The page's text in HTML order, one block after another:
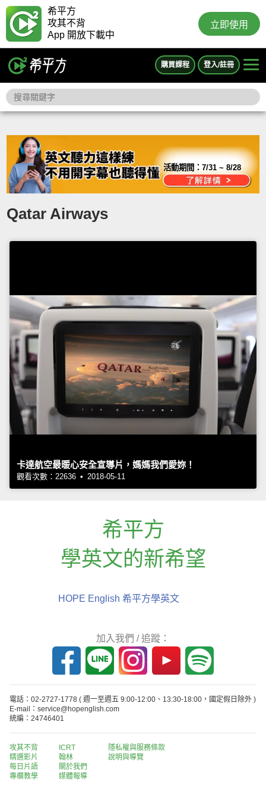
希平方
攻其不背
App 開放下載中
立即使用
購買課程 登入/註冊
活動期間：7/31 ~ 8/28
Qatar Airways
卡達航空最暖心安全宣導片，媽媽我們愛妳！
觀看次數：22636 • 2018-05-11
希平方
學英文的新希望
HOPE English 希平方學英文
加入我們 / 追蹤：
電話：02-2727-1778 ( 週一至週五 9:00-12:00、13:30-18:00，國定假日除外 )
E-mail：service@hopenglish.com
統編：24746401
攻其不背
精選影片
每日片語
專欄教學
ICRT
翰林
關於我們
媒體報導
隱私權與服務條款
說明與導覽